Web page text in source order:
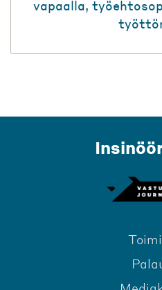
vapaalla,